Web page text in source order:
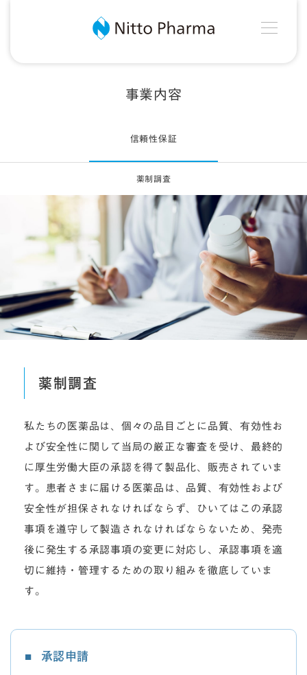
Nitto Pharma
事業内容
信頼性保証
薬制調査
薬制調査
私たちの医薬品は、個々の品目ごとに品質、有効性お
よび安全性に関して当局の厳正な審査を受け、最終的
に厚生労働大臣の承認を得て製品化、販売されていま
す。患者さまに届ける医薬品は、品質、有効性および
安全性が担保されなければならず、ひいてはこの承認
事項を遵守して製造されなければならないため、発売
後に発生する承認事項の変更に対応し、承認事項を適
切に維持・管理するための取り組みを徹底していま
す。
承認申請